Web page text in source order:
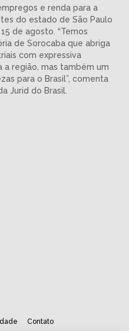
e renda para a
do estado de São Paulo
de agosto. “Temos
de Sorocaba que abriga
com expressiva
região, mas também um
para o Brasil”, comenta
Jurid do Brasil.
Contato